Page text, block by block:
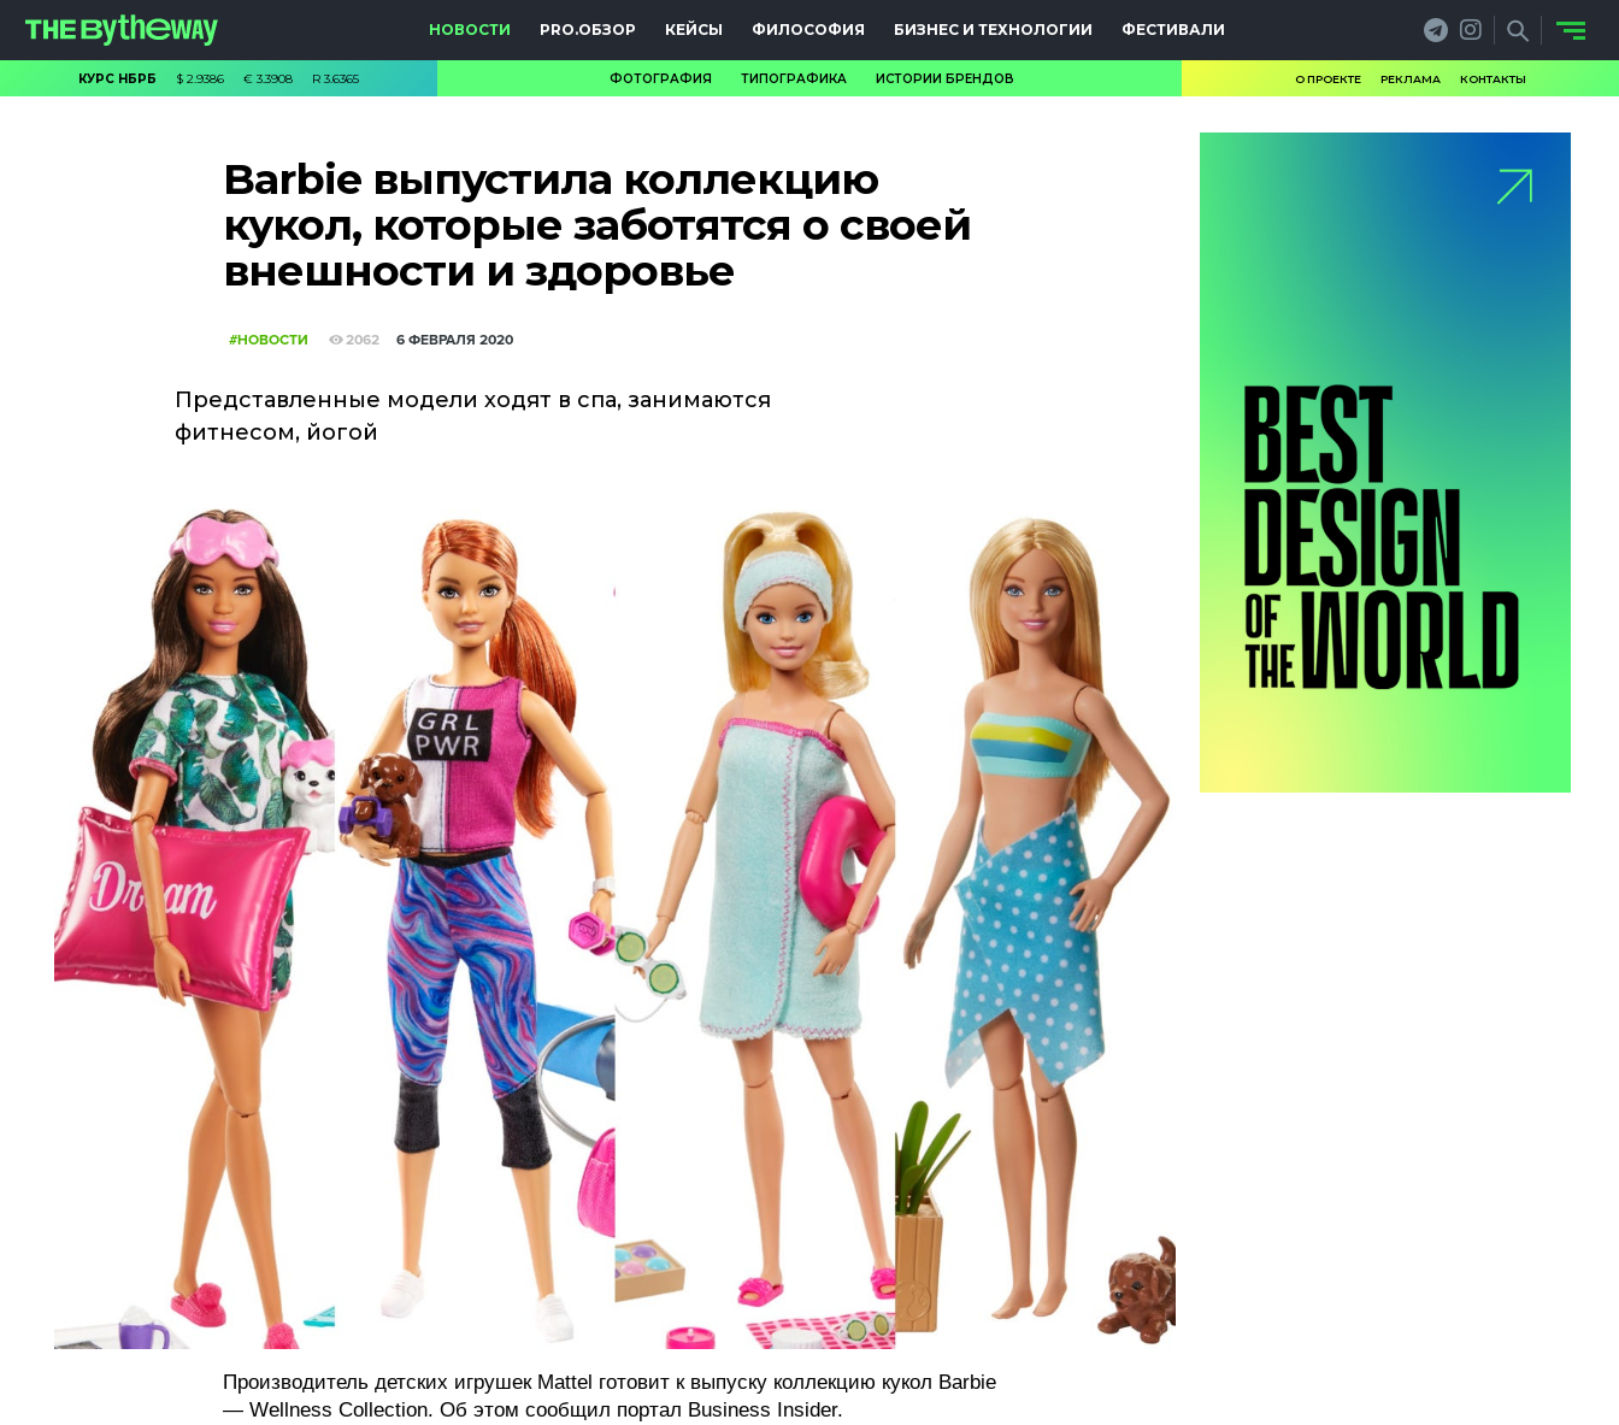
НОВОСТИ PRO.ОБЗОР КЕЙСЫ ФИЛОСОФИЯ БИЗНЕС И ТЕХНОЛОГИИ ФЕСТИВАЛИ
КУРС НБРБ $2.9386 € 3.3908 R3.6365 ФОТОГРАФИЯ ТИПОГРАФИКА ИСТОРИИ БРЕНДОВ О ПРОЕКТЕ РЕКЛАМА КОНТАКТЫ
Barbie выпустила коллекцию
кукол, которые заботятся о своей
внешности и здоровье
#НОВОСТИ 2062 6 ФЕВРАЛЯ 2020
Представленные модели ходят в спа, занимаются
фитнесом, йогой
Производитель детских игрушек Mattel готовит к выпуску коллекцию кукол Barbie
— Wellness Collection. Об этом сообщил портал Business Insider.
PRO.ОБЗОР
КЕЙСЫ
БИЗНЕС И
ФОТОГРАФИЯ
ТИПОГРАФИКА
ИСТОРИИ БРЕНДОВ
О ПРОЕКТЕ
РЕКЛАМА
КОНТАКТЫ